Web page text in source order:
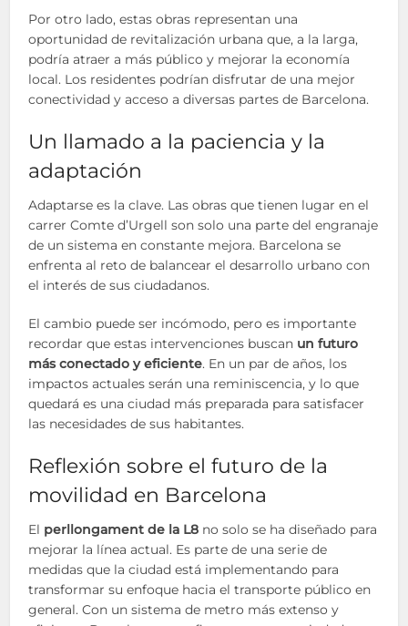
Por otro lado, estas obras representan una
oportunidad de revitalización urbana que, a la larga,
podría atraer a más público y mejorar la economía
local. Los residentes podrían disfrutar de una mejor
conectividad y acceso a diversas partes de Barcelona.
Un llamado a la paciencia y la
adaptación
Adaptarse es la clave. Las obras que tienen lugar en el
carrer Comte d’Urgell son solo una parte del engranaje
de un sistema en constante mejora. Barcelona se
enfrenta al reto de balancear el desarrollo urbano con
el interés de sus ciudadanos.
El cambio puede ser incómodo, pero es importante
recordar que estas intervenciones buscan un futuro
más conectado y eficiente. En un par de años, los
impactos actuales serán una reminiscencia, y lo que
quedará es una ciudad más preparada para satisfacer
las necesidades de sus habitantes.
Reflexión sobre el futuro de la
movilidad en Barcelona
El perllongament de la L8 no solo se ha diseñado para
mejorar la línea actual. Es parte de una serie de
medidas que la ciudad está implementando para
transformar su enfoque hacia el transporte público en
general. Con un sistema de metro más extenso y